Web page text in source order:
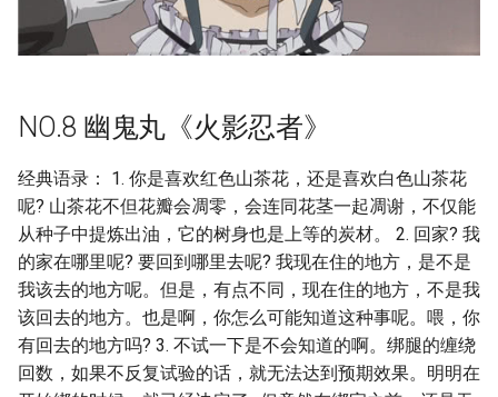
NO.8 幽鬼丸《火影忍者》
经典语录： 1. 你是喜欢红色山茶花，还是喜欢白色山茶花
呢? 山茶花不但花瓣会凋零，会连同花茎一起凋谢，不仅能
从种子中提炼出油，它的树身也是上等的炭材。 2. 回家? 我
的家在哪里呢? 要回到哪里去呢? 我现在住的地方，是不是
我该去的地方呢。但是，有点不同，现在住的地方，不是我
该回去的地方。也是啊，你怎么可能知道这种事呢。喂，你
有回去的地方吗? 3. 不试一下是不会知道的啊。绑腿的缠绕
回数，如果不反复试验的话，就无法达到预期效果。明明在